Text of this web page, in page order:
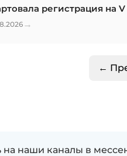
регистрация на
→
←
наши каналы в